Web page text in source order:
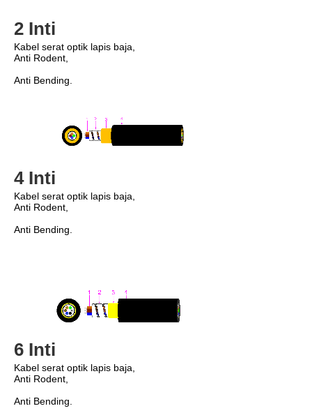
2 Inti
Kabel serat optik lapis baja,
Anti Rodent,
Anti Bending.
4 Inti
Kabel serat optik lapis baja,
Anti Rodent,
Anti Bending.
6 Inti
Kabel serat optik lapis baja,
Anti Rodent,
Anti Bending.